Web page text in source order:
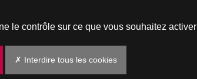
le contrôle sur ce que vous souhaitez activer
✗ Interdire tous les cookies